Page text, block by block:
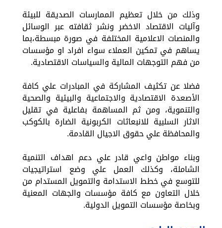
وذلك من خلال تعظيم الممارسات الصديقة للبيئة
وآليات الاقتصاد الاخضر ونشر ثقافته عبر الوسائل
والمنصات الاعلامية المختلفة في صورة مبسطة،بما
يساهم في تمكين العملاء سواء افراد او مؤسسات
من فهم التوجهات المالية والسياسات الاقتصادية.
فضلا عن تكثيف المشاركة في المبادرات علي كافة
الأصعدة الاقتصادية والاجتماعية والبيئية والصحية
والتنموية، ومن ثم المساهمة بفاعلية في تقليل
الاثار السلبية للانبعاثات الكربونية الضارة بالكوكب
والمحافظة علي حقوق الاجيال القادمة.
وبناء مواطن واعي قادر علي دعم اهداف التنمية
الشاملة، وكذلك العمل علي وضع استراتيجيات
للتوسع في خطط الاستدامة والتمويل المستدام من
خلال التعاون مع كافة مؤسسات والجهات المعنية
وبخاصة مؤسسات التمويل الدولية.